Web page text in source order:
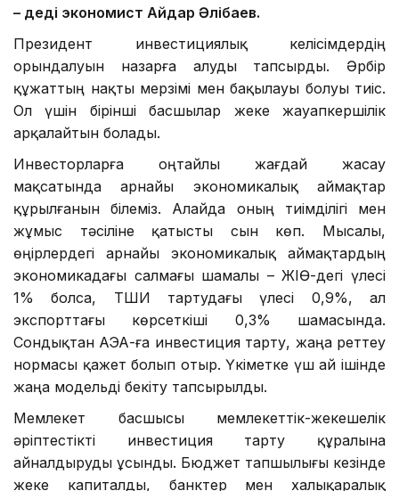
– деді экономист Айдар Әлібаев.
Президент инвестициялық келісімдердің
орындалуын назарға алуды тапсырды. Әрбір
құжаттың нақты мерзімі мен бақылауы болуы тиіс.
Ол үшін бірінші басшылар жеке жауапкершілік
арқалайтын болады.
Инвесторларға оңтайлы жағдай жасау
мақсатында арнайы экономикалық аймақтар
құрылғанын білеміз. Алайда оның тиімділігі мен
жұмыс тәсіліне қатысты сын көп. Мысалы,
өңірлердегі арнайы экономикалық аймақтардың
экономикадағы салмағы шамалы – ЖІӨ-дегі үлесі
1% болса, ТШИ тартудағы үлесі 0,9%, ал
экспорттағы көрсеткіші 0,3% шамасында.
Сондықтан АЭА-ға инвестиция тарту, жаңа реттеу
нормасы қажет болып отыр. Үкіметке үш ай ішінде
жаңа модельді бекіту тапсырылды.
Мемлекет басшысы мемлекеттік-жекешелік
әріптестікті инвестиция тарту құралына
айналдыруды ұсынды. Бюджет тапшылығы кезінде
жеке капиталды, банктер мен халықаралық